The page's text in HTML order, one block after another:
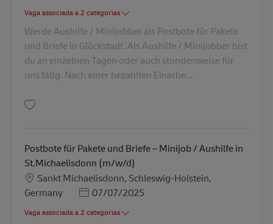
Vaga associada a 2 categorias
Werde Aushilfe / Minijobber als Postbote für Pakete
und Briefe in Glückstadt. Als Aushilfe / Minijobber bist
du an einzelnen Tagen oder auch stundenweise für
uns tätig. Nach einer bezahlten Einarbe...
Postbote für Pakete und Briefe – Minijob / Aushilfe in
St.Michaelisdonn (m/w/d)
Localização
Sankt Michaelisdonn, Schleswig-Holstein,
Germany
Posted Date
07/07/2025
Vaga associada a 2 categorias